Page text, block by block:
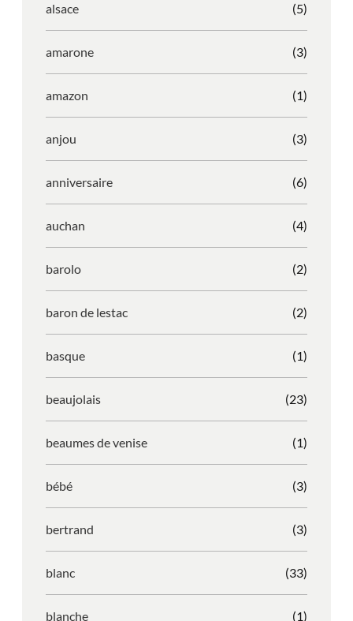
alsace (5)
amarone (3)
amazon (1)
anjou (3)
anniversaire (6)
auchan (4)
barolo (2)
baron de lestac (2)
basque (1)
beaujolais (23)
beaumes de venise (1)
bébé (3)
bertrand (3)
blanc (33)
blanche (1)